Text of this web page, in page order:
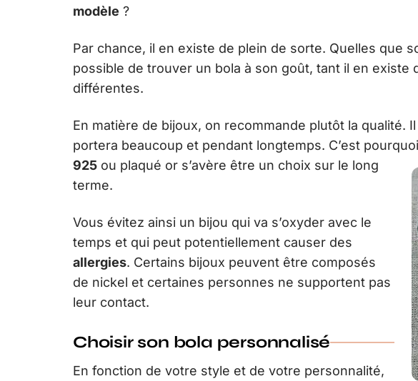
modèle ?
Par chance, il en existe de plein de sorte. Quelles que
possible de trouver un bola à son goût, tant il en existe
différentes.
En matière de bijoux, on recommande plutôt la qualité. Il
portera beaucoup et pendant longtemps. C’est
925 ou plaqué or s’avère être un choix sur le long
terme.
Vous évitez ainsi un bijou qui va s’oxyder avec le
temps et qui peut potentiellement causer des
allergies. Certains bijoux peuvent être composés
de nickel et certaines personnes ne supportent pas
leur contact.
Choisir son bola personnalisé
En fonction de votre style et de votre personnalité,